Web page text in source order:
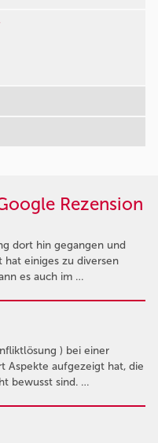
Rezension
dort hin gegangen und
hat einiges zu diversen
es auch im …
) bei einer
Aspekte aufgezeigt hat, die
bewusst sind. …